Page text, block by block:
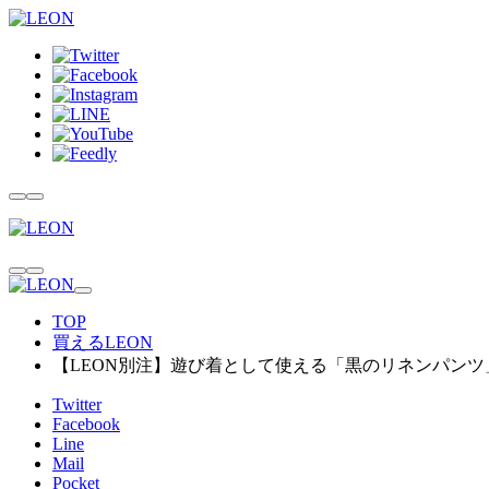
TOP
買えるLEON
【LEON別注】遊び着として使える「黒のリネンパン
Twitter
Facebook
Line
Mail
Pocket